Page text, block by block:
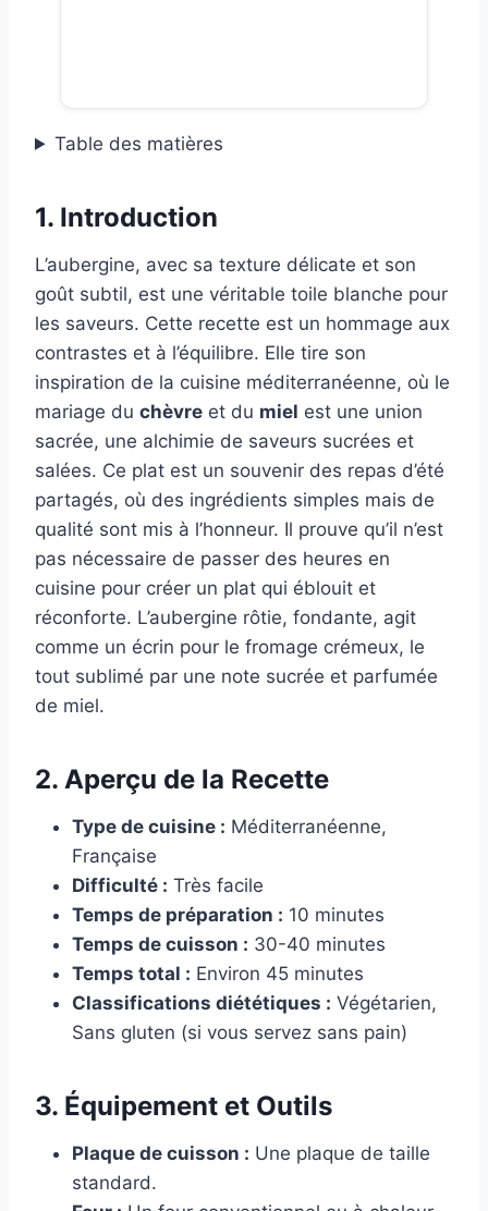
Table des matières
1. Introduction
L’aubergine, avec sa texture délicate et son
goût subtil, est une véritable toile blanche pour
les saveurs. Cette recette est un hommage aux
contrastes et à l’équilibre. Elle tire son
inspiration de la cuisine méditerranéenne, où le
mariage du chèvre et du miel est une union
sacrée, une alchimie de saveurs sucrées et
salées. Ce plat est un souvenir des repas d’été
partagés, où des ingrédients simples mais de
qualité sont mis à l’honneur. Il prouve qu’il n’est
pas nécessaire de passer des heures en
cuisine pour créer un plat qui éblouit et
réconforte. L’aubergine rôtie, fondante, agit
comme un écrin pour le fromage crémeux, le
tout sublimé par une note sucrée et parfumée
de miel.
2. Aperçu de la Recette
Type de cuisine : Méditerranéenne,
Française
Difficulté : Très facile
Temps de préparation : 10 minutes
Temps de cuisson : 30-40 minutes
Temps total : Environ 45 minutes
Classifications diététiques : Végétarien,
Sans gluten (si vous servez sans pain)
3. Équipement et Outils
Plaque de cuisson : Une plaque de taille
standard.